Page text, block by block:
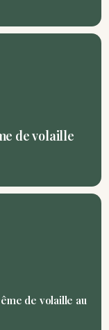
de volaille
de volaille au